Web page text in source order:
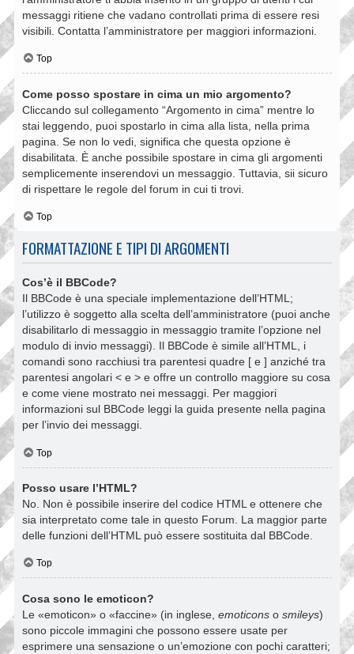
messaggi ritiene che vadano controllati prima di essere resi
visibili. Contatta l’amministratore per maggiori informazioni.
Top
Come posso spostare in cima un mio argomento?
Cliccando sul collegamento “Argomento in cima” mentre lo
stai leggendo, puoi spostarlo in cima alla lista, nella prima
pagina. Se non lo vedi, significa che questa opzione è
disabilitata. È anche possibile spostare in cima gli argomenti
semplicemente inserendovi un messaggio. Tuttavia, sii sicuro
di rispettare le regole del forum in cui ti trovi.
Top
FORMATTAZIONE E TIPI DI ARGOMENTI
Cos’è il BBCode?
Il BBCode è una speciale implementazione dell’HTML;
l’utilizzo è soggetto alla scelta dell’amministratore (puoi anche
disabilitarlo di messaggio in messaggio tramite l’opzione nel
modulo di invio messaggi). Il BBCode è simile all’HTML, i
comandi sono racchiusi tra parentesi quadre [ e ] anziché tra
parentesi angolari < e > e offre un controllo maggiore su cosa
e come viene mostrato nei messaggi. Per maggiori
informazioni sul BBCode leggi la guida presente nella pagina
per l’invio dei messaggi.
Top
Posso usare l’HTML?
No. Non è possibile inserire del codice HTML e ottenere che
sia interpretato come tale in questo Forum. La maggior parte
delle funzioni dell’HTML può essere sostituita dal BBCode.
Top
Cosa sono le emoticon?
Le «emoticon» o «faccine» (in inglese, emoticons o smileys)
sono piccole immagini che possono essere usate per
esprimere una sensazione o un’emozione con pochi caratteri;